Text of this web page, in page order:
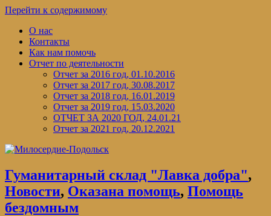
Перейти к содержимому
О нас
Контакты
Как нам помочь
Отчет по деятельности
Отчет за 2016 год, 01.10.2016
Отчет за 2017 год, 30.08.2017
Отчет за 2018 год, 16.01.2019
Отчет за 2019 год, 15.03.2020
ОТЧЕТ ЗА 2020 ГОД, 24.01.21
Отчет за 2021 год, 20.12.2021
Гуманитарный склад "Лавка добра",
Новости, Оказана помощь, Помощь
бездомным